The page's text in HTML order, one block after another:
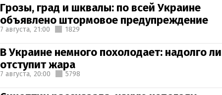
Грозы, град и шквалы: по всей Украине
объявлено штормовое предупреждение
7 августа, 21:00 1829
В Украине немного похолодает: надолго ли
отступит жара
7 августа, 20:00 5798